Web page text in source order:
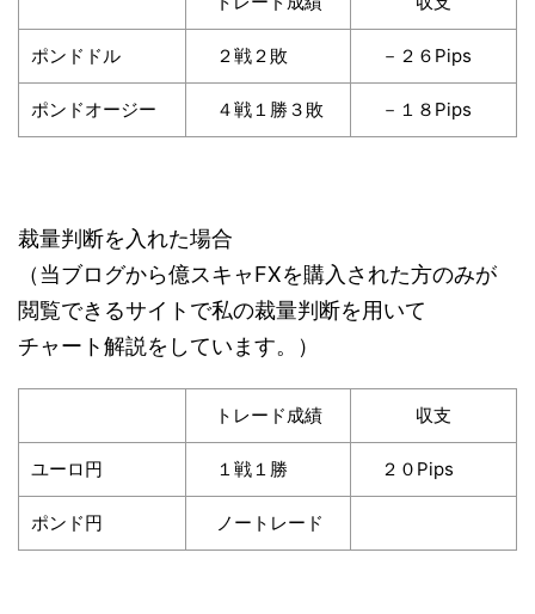
ポンドドル ２戦２敗 －２６Pips
ポンドオージー ４戦１勝３敗 －１８Pips
裁量判断を入れた場合
（当ブログから億スキャFXを購入された方のみが
閲覧できるサイトで私の裁量判断を用いて
チャート解説をしています。）
トレード成績 収支
ユーロ円 １戦１勝 ２０Pips
ポンド円 ノートレード